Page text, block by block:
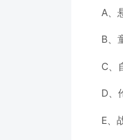
A、
B、
C、
D、
E、